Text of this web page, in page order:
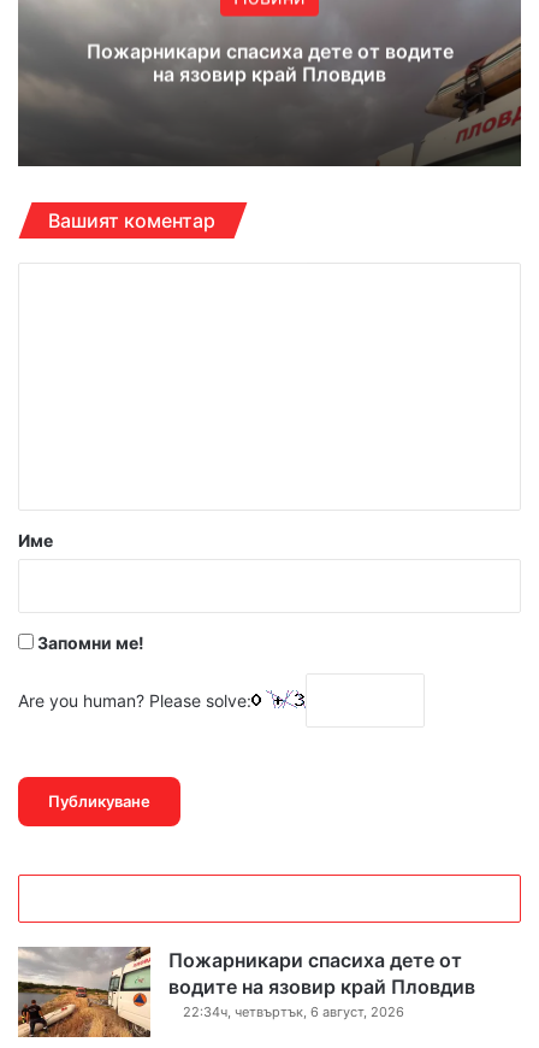
Пожарникари спасиха дете от водите
на язовир край Пловдив
Вашият коментар
р
Име
Запомни ме!
Are you human? Please solve:
Пожарникари спасиха дете от
водите на язовир край Пловдив
22:34ч, четвъртък, 6 август, 2026